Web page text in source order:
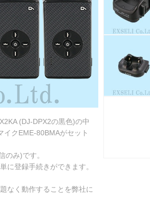
(DJ-DPX2の黒色)の中
クEME-80BMAがセット
のみ)です。
に登録手続きができます。
なく動作することを弊社に